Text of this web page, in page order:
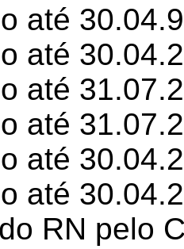
até
até
até
até
até
até
RN pelo